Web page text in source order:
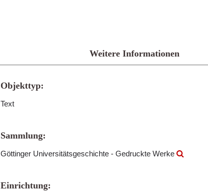
Weitere Informationen
Objekttyp:
Text
Sammlung:
Göttinger Universitätsgeschichte - Gedruckte Werke
Einrichtung: